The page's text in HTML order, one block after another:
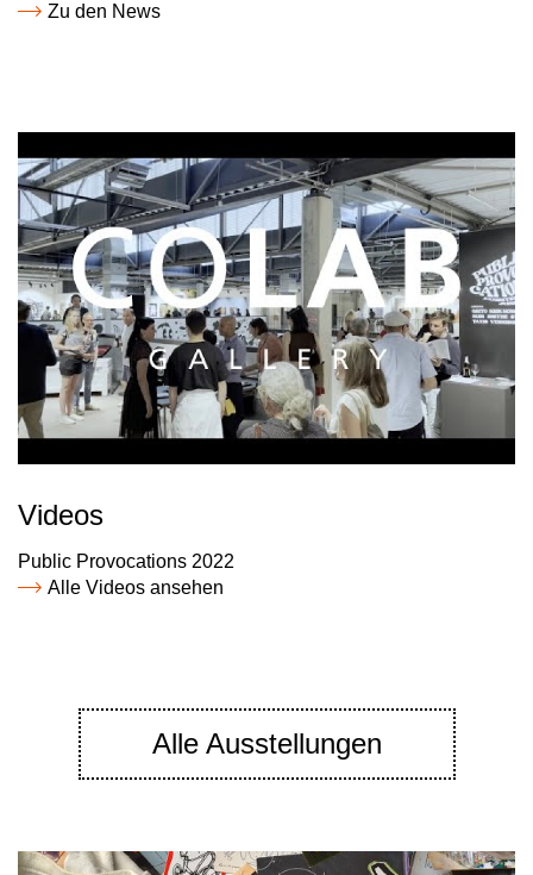
Zu den News
Videos
Public Provocations 2022
Alle Videos ansehen
Alle Ausstellungen